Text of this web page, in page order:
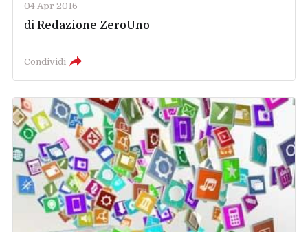
04 Apr 2016
diRedazione ZeroUno
Condividi